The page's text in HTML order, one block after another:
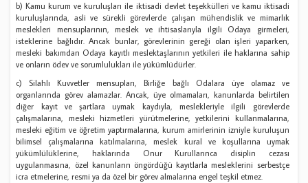
b) Kamu kurum ve kuruluşları ile iktisadi devlet teşekkülleri ve kamu iktisadi
kuruluşlarında, asli ve sürekli görevlerde çalışan mühendislik ve mimarlık
meslekleri mensuplarının, meslek ve ihtisaslarıyla ilgili Odaya girmeleri,
isteklerine bağlıdır. Ancak bunlar, görevlerinin gereği olan işleri yaparken,
mesleki bakımdan Odaya kayıtlı meslektaşlarının yetkileri ile haklarına sahip
ve onların ödev ve sorumlulukları ile yükümlüdürler.
c) Silahlı Kuvvetler mensupları, Birliğe bağlı Odalara üye olamaz ve
organlarında görev alamazlar. Ancak, üye olmamaları, kanunlarda belirtilen
diğer kayıt ve şartlara uymak kaydıyla, meslekleriyle ilgili görevlerde
çalışmalarına, mesleki hizmetleri yürütmelerine, yetkilerini kullanmalarına,
mesleki eğitim ve öğretim yaptırmalarına, kurum amirlerinin izniyle kuruluşun
bilimsel çalışmalarına katılmalarına, meslek kural ve koşullarına uymak
yükümlülüklerine, haklarında Onur Kurullarınca disiplin cezası
uygulanmasına, özel kanunların öngördüğü kayıtlarla mesleklerini serbestçe
icra etmelerine, resmi ya da özel bir görev almalarına engel teşkil etmez.